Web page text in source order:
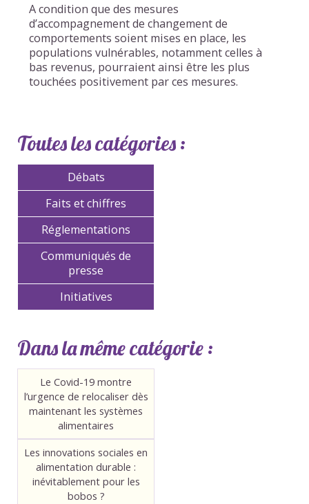
A condition que des mesures
d’accompagnement de changement de
comportements soient mises en place, les
populations vulnérables, notamment celles à
bas revenus, pourraient ainsi être les plus
touchées positivement par ces mesures.
Toutes les catégories :
Débats
Faits et chiffres
Réglementations
Communiqués de
presse
Initiatives
Dans la même catégorie :
Le Covid-19 montre
l’urgence de relocaliser dès
maintenant les systèmes
alimentaires
Les innovations sociales en
alimentation durable :
inévitablement pour les
bobos ?